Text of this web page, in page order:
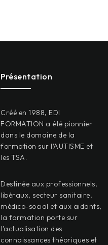
Présentation
Créé en 1988, EDI
FORMATION a été pionnier
dans le domaine de la
formation sur l’AUTISME et
les TSA.
Destinée aux professionnels,
libéraux, secteur sanitaire,
médico-social et aux aidants,
la formation porte sur
l’actualisation des
connaissances théoriques et